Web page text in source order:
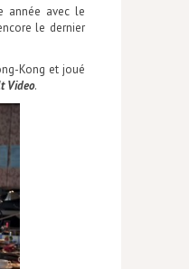
année avec le
le dernier
Kong et joué
Video.